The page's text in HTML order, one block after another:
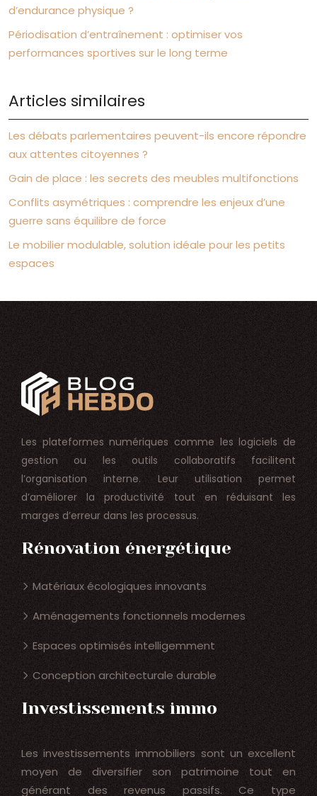
d’endurance physique ?
Périodisation d’entraînement : optimiser vos
performances sportives sur le long terme
Articles similaires
Les débats parlementaires peuvent-ils encore répondre
aux attentes citoyennes ?
Gain de place : les secrets des meubles multifonctions
Conflits asymétriques : comprendre les enjeux d’une
guerre sans équilibre de force
Le mobilier modulable, solution idéale pour les petits
espaces
Les plateformes numériques comme les logiciels de
gestion ou les outils collaboratifs facilitent
l’organisation interne. Leur utilisation permet
d’améliorer la productivité tout en réduisant les
marges d’erreur dans les processus.
Rénovation énergétique
Matériaux écologiques innovants
Aménagements fonctionnels modernes
Espaces optimisés intelligemment
Conception architecturale durable
Investissements immo
Les investissements immobiliers sont un excellent
moyen de diversifier son patrimoine tout en
générant des revenus passifs. Ce type